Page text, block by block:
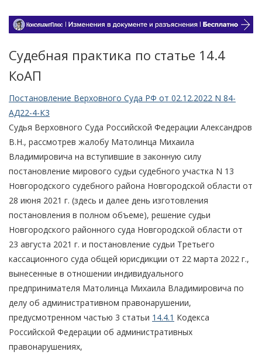
Судебная практика по статье 14.4
КоАП
Постановление Верховного Суда РФ от 02.12.2022 N 84-
АД22-4-К3
Судья Верховного Суда Российской Федерации Александров
В.Н., рассмотрев жалобу Матолинца Михаила
Владимировича на вступившие в законную силу
постановление мирового судьи судебного участка N 13
Новгородского судебного района Новгородской области от
28 июня 2021 г. (здесь и далее день изготовления
постановления в полном объеме), решение судьи
Новгородского районного суда Новгородской области от
23 августа 2021 г. и постановление судьи Третьего
кассационного суда общей юрисдикции от 22 марта 2022 г.,
вынесенные в отношении индивидуального
предпринимателя Матолинца Михаила Владимировича по
делу об административном правонарушении,
предусмотренном частью 3 статьи 14.4.1 Кодекса
Российской Федерации об административных
правонарушениях,